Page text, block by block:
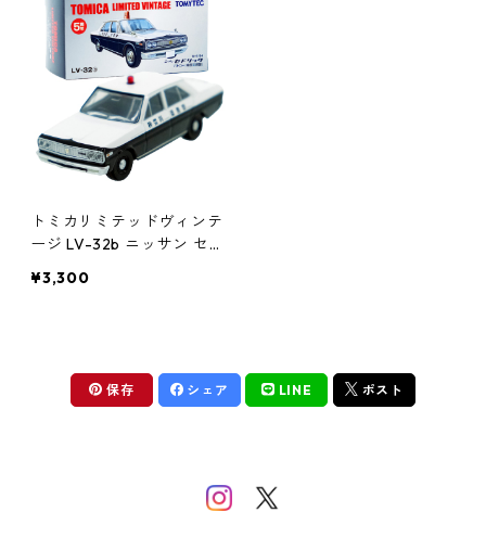
トミカリミテッドヴィンテ
ージ LV-32b ニッサン セ
県警 #10222033
¥3,300
保存 シェア LINE ポスト